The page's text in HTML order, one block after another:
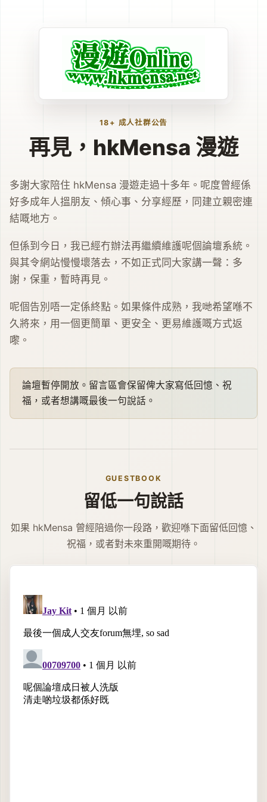
18+ 成人社群公告
再見，hkMensa 漫遊
多謝大家陪住 hkMensa 漫遊走過十多年。呢度曾經係
好多成年人搵朋友、傾心事、分享經歷，同建立親密連
結嘅地方。
但係到今日，我已經冇辦法再繼續維護呢個論壇系統。
與其令網站慢慢壞落去，不如正式同大家講一聲：多
謝，保重，暫時再見。
呢個告別唔一定係終點。如果條件成熟，我哋希望喺不
久將來，用一個更簡單、更安全、更易維護嘅方式返
嚟。
論壇暫停開放。留言區會保留俾大家寫低回憶、祝
福，或者想講嘅最後一句說話。
GUESTBOOK
留低一句說話
如果 hkMensa 曾經陪過你一段路，歡迎喺下面留低回憶、
祝福，或者對未來重開嘅期待。